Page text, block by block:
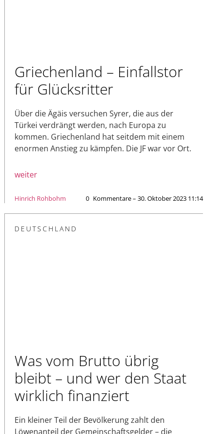
Griechenland – Einfallstor
für Glücksritter
Über die Ägäis versuchen Syrer, die aus der
Türkei verdrängt werden, nach Europa zu
kommen. Griechenland hat seitdem mit einem
enormen Anstieg zu kämpfen. Die JF war vor Ort.
weiter
Hinrich Rohbohm 0 Kommentare – 30. Oktober 2023 11:14
DEUTSCHLAND
Was vom Brutto übrig
bleibt – und wer den Staat
wirklich finanziert
Ein kleiner Teil der Bevölkerung zahlt den
Löwenanteil der Gemeinschaftsgelder – die